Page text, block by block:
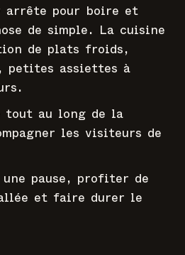
arrête pour boire et
de simple. La cuisine
de plats froids,
petites assiettes à
tout au long de la
les visiteurs de
pause, profiter de
et faire durer le